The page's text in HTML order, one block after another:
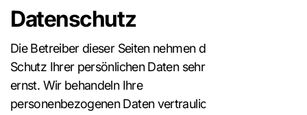
Datenschutz
Die Betreiber dieser Seiten nehmen den
Schutz Ihrer persönlichen Daten sehr
ernst. Wir behandeln Ihre
personenbezogenen Daten vertraulich